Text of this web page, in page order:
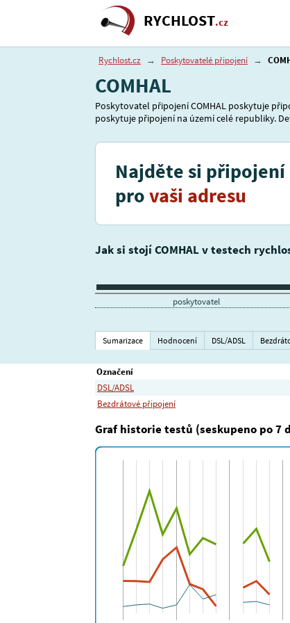
RYCHLOST.cz
Rychlost.cz → Poskytovatelé připojení →
COMHAL
Poskytovatel připojení COMHAL poskytuje
poskytuje připojení na území celé republiky.
Najděte si
provaši adresu
Jak si stojí COMHAL v testech
poskytovatel
Sumarizace Hodnocení DSL/ADSL
Označení
DSL/ADSL
Bezdrátové připojení
Graf historie testů (seskupeno po 7